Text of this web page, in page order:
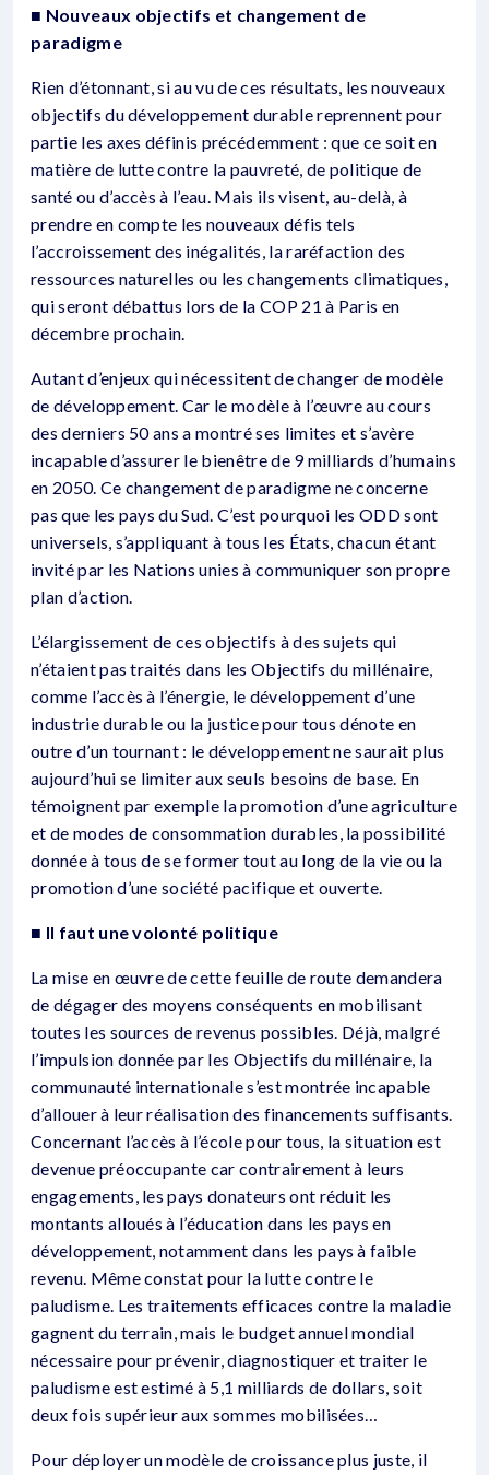
■ Nouveaux objectifs et changement de
paradigme
Rien d’étonnant, si au vu de ces résultats, les nouveaux
objectifs du développement durable reprennent pour
partie les axes définis précédemment : que ce soit en
matière de lutte contre la pauvreté, de politique de
santé ou d’accès à l’eau. Mais ils visent, au-delà, à
prendre en compte les nouveaux défis tels
l’accroissement des inégalités, la raréfaction des
ressources naturelles ou les changements climatiques,
qui seront débattus lors de la COP 21 à Paris en
décembre prochain.
Autant d’enjeux qui nécessitent de changer de modèle
de développement. Car le modèle à l’œuvre au cours
des derniers 50 ans a montré ses limites et s’avère
incapable d’assurer le bienêtre de 9 milliards d’humains
en 2050. Ce changement de paradigme ne concerne
pas que les pays du Sud. C’est pourquoi les ODD sont
universels, s’appliquant à tous les États, chacun étant
invité par les Nations unies à communiquer son propre
plan d’action.
L’élargissement de ces objectifs à des sujets qui
n’étaient pas traités dans les Objectifs du millénaire,
comme l’accès à l’énergie, le développement d’une
industrie durable ou la justice pour tous dénote en
outre d’un tournant : le développement ne saurait plus
aujourd’hui se limiter aux seuls besoins de base. En
témoignent par exemple la promotion d’une agriculture
et de modes de consommation durables, la possibilité
donnée à tous de se former tout au long de la vie ou la
promotion d’une société pacifique et ouverte.
■ Il faut une volonté politique
La mise en œuvre de cette feuille de route demandera
de dégager des moyens conséquents en mobilisant
toutes les sources de revenus possibles. Déjà, malgré
l’impulsion donnée par les Objectifs du millénaire, la
communauté internationale s’est montrée incapable
d’allouer à leur réalisation des financements suffisants.
Concernant l’accès à l’école pour tous, la situation est
devenue préoccupante car contrairement à leurs
engagements, les pays donateurs ont réduit les
montants alloués à l’éducation dans les pays en
développement, notamment dans les pays à faible
revenu. Même constat pour la lutte contre le
paludisme. Les traitements efficaces contre la maladie
gagnent du terrain, mais le budget annuel mondial
nécessaire pour prévenir, diagnostiquer et traiter le
paludisme est estimé à 5,1 milliards de dollars, soit
deux fois supérieur aux sommes mobilisées…
Pour déployer un modèle de croissance plus juste, il